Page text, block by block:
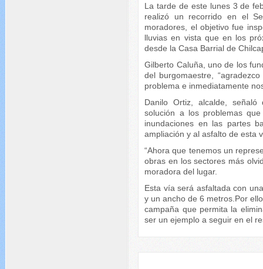
La tarde de este lunes 3 de
realizó un recorrido en el
moradores, el objetivo fue
lluvias en vista que en los
desde la Casa Barrial de
Gilberto Caluña, uno de los
del burgomaestre,
problema e inmediatamente
Danilo Ortiz, alcalde,
solución a los problemas
inundaciones en las partes
ampliación y al asfalto de esta
“Ahora que tenemos un
obras en los sectores más
moradora del lugar.
Esta vía será asfaltada con
y un ancho de 6 metros.Por
campaña que permita la
ser un ejemplo a seguir en el